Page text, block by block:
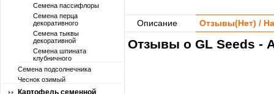
Семена пассифлоры
Семена перца
декоративного
Семена тыквы
декоративной
Семена шпината
клубничного
Семена подсолнечника
Чеснок озимый
Картофель семенной
Описание Отзывы(Нет) /
Отзывы о GL Seeds -